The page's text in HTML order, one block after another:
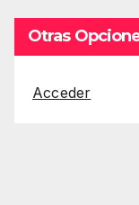
Otras
Acceder